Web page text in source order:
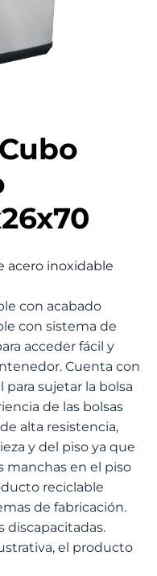
acero inoxidable
con acabado
con sistema de
acceder fácil y
Cuenta con
sujetar la bolsa
de las bolsas
alta resistencia,
y del piso ya que
manchas en el piso
reciclable
de fabricación.
discapacitadas.
el producto